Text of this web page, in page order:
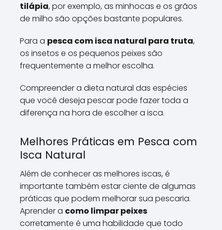
tilápia, por exemplo, as minhocas e os grãos
de milho são opções bastante populares.
Para a pesca com isca natural para truta,
os insetos e os pequenos peixes são
frequentemente a melhor escolha.
Compreender a dieta natural das espécies
que você deseja pescar pode fazer toda a
diferença na hora de escolher a isca.
Melhores Práticas em Pesca com
Isca Natural
Além de conhecer as melhores iscas, é
importante também estar ciente de algumas
práticas que podem melhorar sua pescaria.
Aprender a como limpar peixes
corretamente é uma habilidade que todo